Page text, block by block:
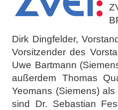
Dirk Dingfelder,
Vorsitzender des
Uwe Bartmann
außerdem Thomas
Yeomans (Siemens)
sind Dr. Sebastian